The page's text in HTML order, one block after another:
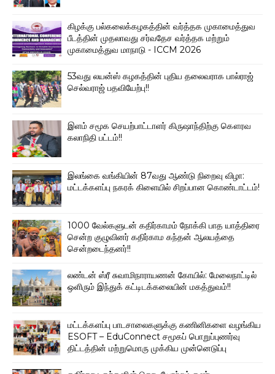
கிழக்கு பல்கலைக்கழகத்தின் வர்த்தக முகாமைத்துவ
பீடத்தின் முதலாவது சர்வதேச வர்த்தக மற்றும்
முகாமைத்துவ மாநாடு - ICCM 2026
53வது லயன்ஸ் கழகத்தின் புதிய தலைவராக பால்ராஜ்
செல்வராஜ் பதவியேற்பு!!
இளம் சமூக செயற்பாட்டாளர் கிருஷாந்திற்கு கௌரவ
கலாநிதி பட்டம்!!
இலங்கை வங்கியின் 87வது ஆண்டு நிறைவு விழா:
மட்டக்களப்பு நகரக் கிளையில் சிறப்பான கொண்டாட்டம்!
1000 வேல்களுடன் கதிர்காமம் நோக்கி பாத யாத்திரை
சென்ற குழுவினர் கதிர்காம கந்தன் ஆலயத்தை
சென்றடைந்தனர்!!
லண்டன் ஸ்ரீ சுவாமிநாராயணன் கோயில்: மேலைநாட்டில்
ஒளிரும் இந்துக் கட்டிடக்கலையின் மகத்துவம்!!
மட்டக்களப்பு பாடசாலைகளுக்கு கணினிகளை வழங்கிய
ESOFT – EduConnect சமூகப் பொறுப்புணர்வு
திட்டத்தின் மற்றுமொரு முக்கிய முன்னெடுப்பு